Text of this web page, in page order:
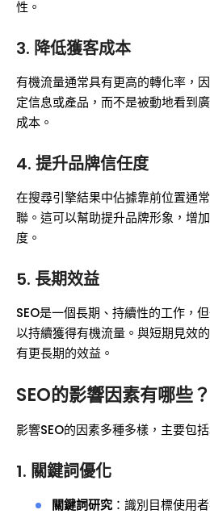
性。
3. 降低獲客成本
有機流量通常具有更高的轉化率，
定信息或產品，而不是被動地看到
成本。
4. 提升品牌信任度
在搜尋引擎結果中佔據靠前位置通
聯。這可以幫助提升品牌形象，增
度。
5. 長期效益
SEO是一個長期、持續性的工作，
以持續獲得有機流量。與短期見效
有更長期的效益。
SEO的影響因素有哪些？
影響SEO的因素多種多樣，主要包
1. 關鍵詞優化
關鍵詞研究 ：識別目標使用